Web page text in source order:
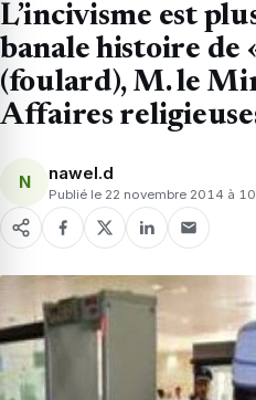
L’incivisme est
banale histoire de
(foulard), M. le
Affaires
N nawel.d
Publié le 22 novembre 2014 à